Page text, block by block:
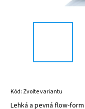
Kód: Zvolte variantu
Lehká a pevná flow-form